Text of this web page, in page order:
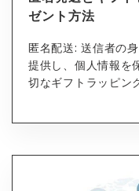
ゼント方法
匿名配送: 送信者の
提供し、個人情報を
切なギフトラッピン